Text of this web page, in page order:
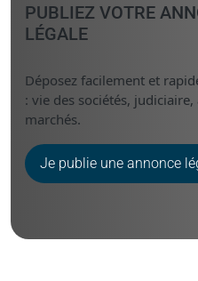
PUBLIEZ VOTRE
LÉGALE
Déposez facilement et
: vie des sociétés,
marchés.
Je publie une annonce